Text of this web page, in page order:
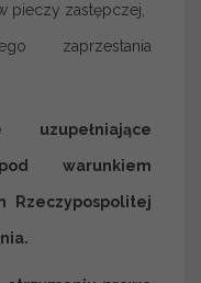
pieczy zastępczej,
zaprzestania
uzupełniające
warunkiem
Rzeczypospolitej